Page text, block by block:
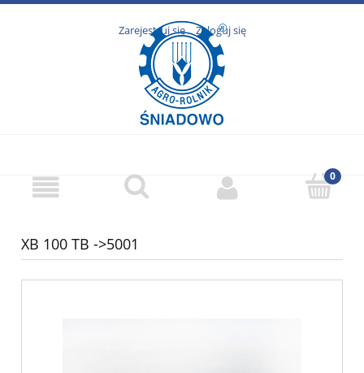
Zarejestruj się Zaloguj się
XB 100 TB ->5001